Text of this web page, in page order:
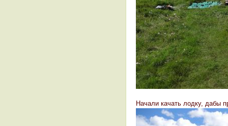
Начали качать лодку, дабы